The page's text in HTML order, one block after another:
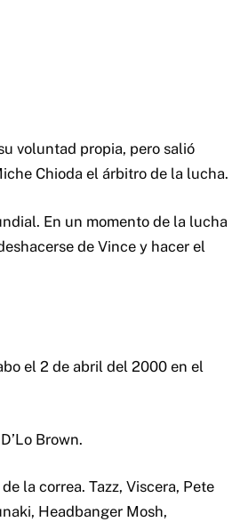
voluntad propia, pero salió
Chioda el árbitro de la lucha.
En un momento de la lucha
de Vince y hacer el
el 2 de abril del 2000 en el
Brown.
la correa. Tazz, Viscera, Pete
Headbanger Mosh,